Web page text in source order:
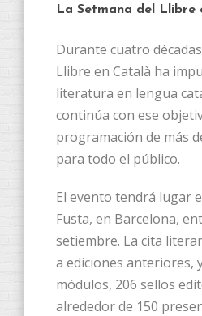
La Setmana del Llibre
Durante cuatro
Llibre en Català ha
literatura en lengua
continúa con ese
programación de más
para todo el público.
El evento tendrá lugar
Fusta, en Barcelona,
setiembre. La cita
a ediciones anteriores,
módulos, 206 sellos
alrededor de 150